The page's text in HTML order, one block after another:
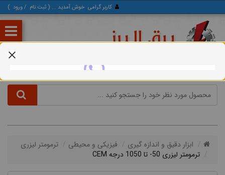
کاربر گرامی خوش آمدید ... ( ثبت‌ نام /ورود )
ابزار دقیق و اندازه گیری فیزیکی و محیطی
ترمومتر لیزری
ترمومتر لیزری 50- تا 1050 درجه CEM